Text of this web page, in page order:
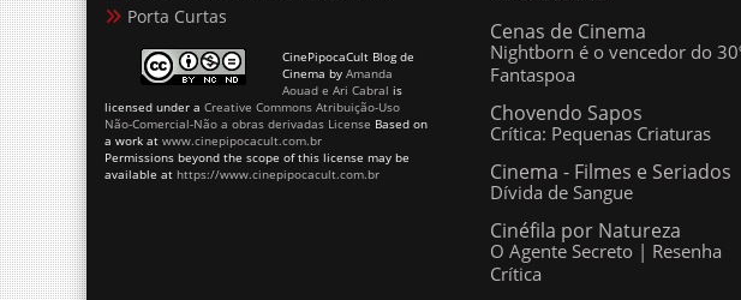
Aouad e Ari Cabralis
licensed under aCreative Commons Atribuição-Uso
Não-Comercial-Não a obras derivadas LicenseBased on
a work atwww.cinepipocacult.com.br
Permissions beyond the scope of this license may be
available athttps://www.cinepipocacult.com.br
Chovendo Sapos
Crítica: Pequenas Criaturas
Cinema - Filmes e Seriados
Dívida de Sangue
O Agente Secreto | Resenha Crítica
CinePipocaCult :: bom cinema independente de estilo Designed by Templateism